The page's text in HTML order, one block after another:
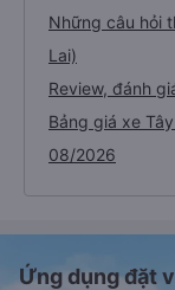
Những câu hỏi
Lai)
Review, đánh
Bảng giá xe
08/2026
Ứng dụng đặt